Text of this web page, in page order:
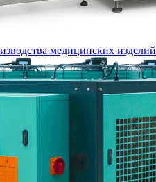
медицинских изделий